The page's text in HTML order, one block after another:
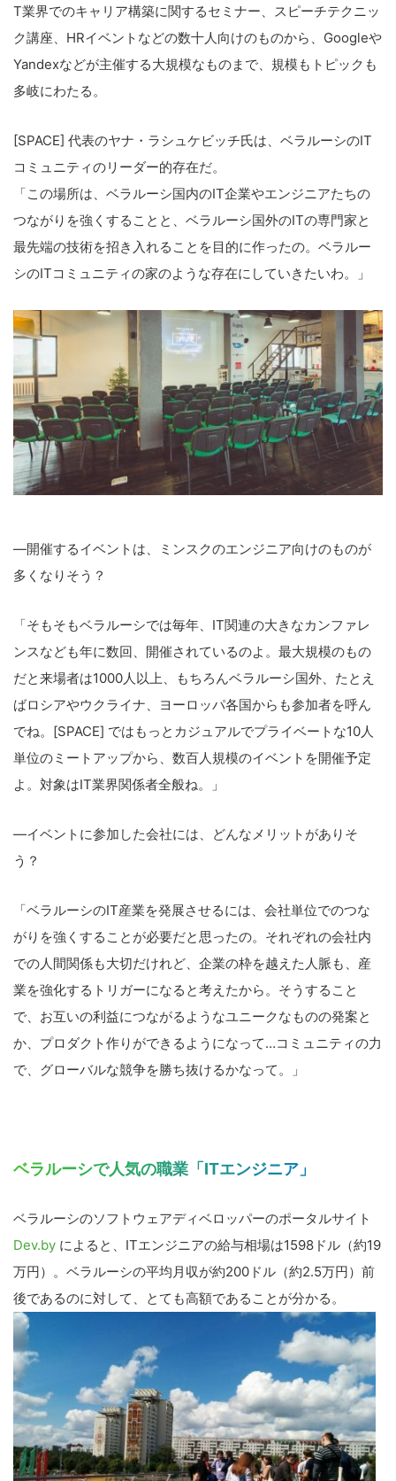
T業界でのキャリア構築に関するセミナー、スピーチテクニッ
ク講座、HRイベントなどの数十人向けのものから、Googleや
Yandexなどが主催する大規模なものまで、規模もトピックも
多岐にわたる。
[SPACE] 代表のヤナ・ラシュケビッチ氏は、ベラルーシのIT
コミュニティのリーダー的存在だ。
「この場所は、ベラルーシ国内のIT企業やエンジニアたちの
つながりを強くすることと、ベラルーシ国外のITの専門家と
最先端の技術を招き入れることを目的に作ったの。ベラルー
シのITコミュニティの家のような存在にしていきたいわ。」
―開催するイベントは、ミンスクのエンジニア向けのものが
多くなりそう？
「そもそもベラルーシでは毎年、IT関連の大きなカンファレ
ンスなども年に数回、開催されているのよ。最大規模のもの
だと来場者は1000人以上、もちろんベラルーシ国外、たとえ
ばロシアやウクライナ、ヨーロッパ各国からも参加者を呼ん
でね。[SPACE] ではもっとカジュアルでプライベートな10人
単位のミートアップから、数百人規模のイベントを開催予定
よ。対象はIT業界関係者全般ね。」
―イベントに参加した会社には、どんなメリットがありそ
う？
「ベラルーシのIT産業を発展させるには、会社単位でのつな
がりを強くすることが必要だと思ったの。それぞれの会社内
での人間関係も大切だけれど、企業の枠を越えた人脈も、産
業を強化するトリガーになると考えたから。そうすること
で、お互いの利益につながるようなユニークなものの発案と
か、プロダクト作りができるようになって…コミュニティの力
で、グローバルな競争を勝ち抜けるかなって。」
ベラルーシで人気の職業「ITエンジニア」
ベラルーシのソフトウェアディベロッパーのポータルサイト
Dev.by によると、ITエンジニアの給与相場は1598ドル（約19
万円）。ベラルーシの平均月収が約200ドル（約2.5万円）前
後であるのに対して、とても高額であることが分かる。
こ